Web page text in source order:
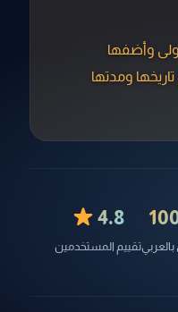
وأضفها
ومدتها
4.8
تقييم المستخدمين